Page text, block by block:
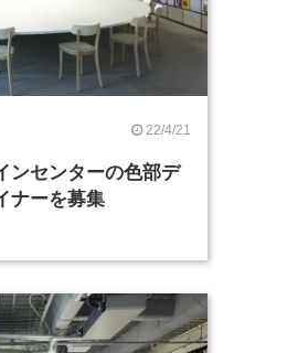
22/4/21
ンセンターの色部デ
ナーを募集